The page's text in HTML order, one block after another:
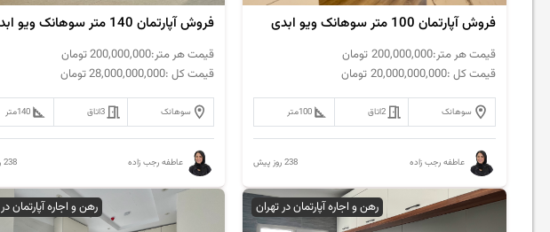
فروش آپارتمان 100 متر سوهانک ویو ابدی
قیمت هر متر:200,000,000 تومان
قیمت کل :20,000,000,000 تومان
سوهانک 2اتاق 100متر
عاطفه رجب زاده 238 روز پیش
فروش آپارتمان 140 متر سوهانک ویو ابدی
قیمت هر متر:200,000,000تومان
قیمت کل :28,000,000,000تومان
سوهانک 3اتاق 140متر
عاطفه رجب زاده 238 روز پیش
رهن و اجاره آپارتمان در تهران رهن و اجاره آپارتمان